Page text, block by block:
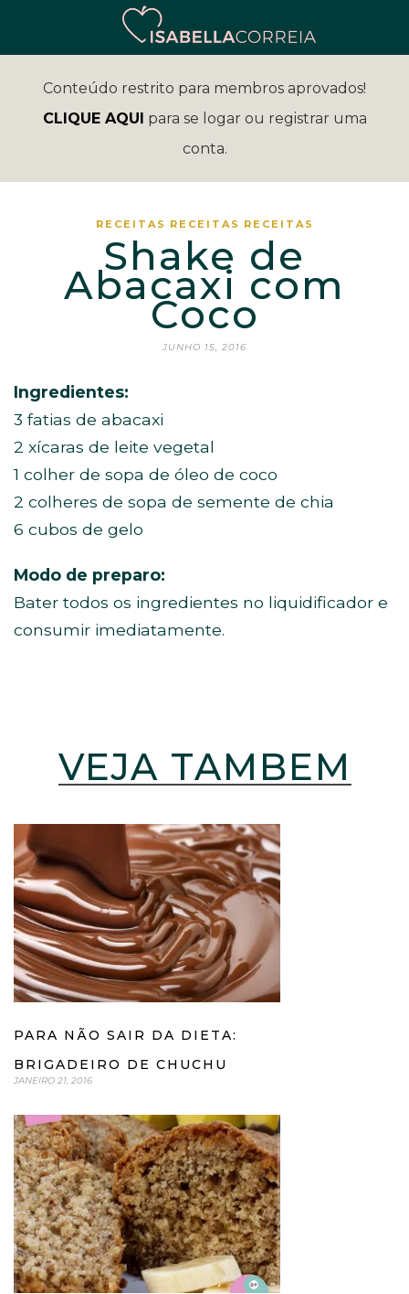
Conteúdo restrito para membros aprovados!
CLIQUE AQUI para se logar ou registrar uma
conta.
RECEITAS RECEITAS RECEITAS
Shake de
Abacaxi com
Coco
JUNHO 15, 2016
Ingredientes:
3 fatias de abacaxi
2 xícaras de leite vegetal
1 colher de sopa de óleo de coco
2 colheres de sopa de semente de chia
6 cubos de gelo
Modo de preparo:
Bater todos os ingredientes no liquidificador e
consumir imediatamente.
VEJA TAMBÉM
PARA NÃO SAIR DA DIETA:
BRIGADEIRO DE CHUCHU
JANEIRO 21, 2016